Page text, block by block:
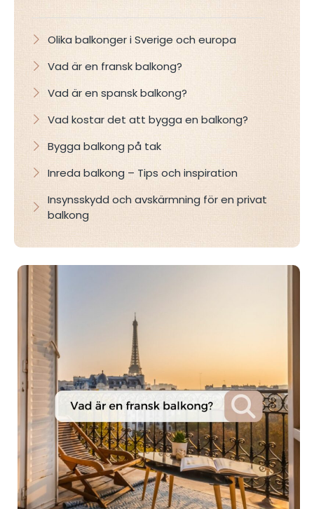
Olika balkonger i Sverige och europa
Vad är en fransk balkong?
Vad är en spansk balkong?
Vad kostar det att bygga en balkong?
Bygga balkong på tak
Inreda balkong – Tips och inspiration
Insynsskydd och avskärmning för en privat
balkong